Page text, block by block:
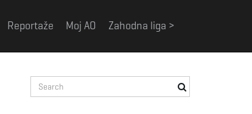
Reportaže Moj AO Zahodna liga >
e